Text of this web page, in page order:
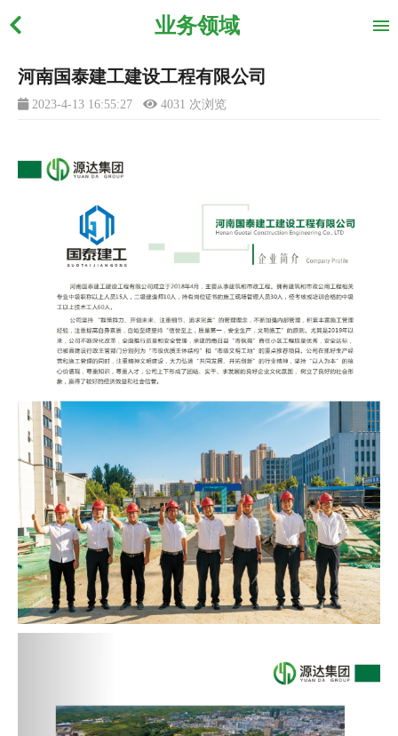
业务领域
河南国泰建工建设工程有限公司
2023-4-13 16:55:27 4031 次浏览